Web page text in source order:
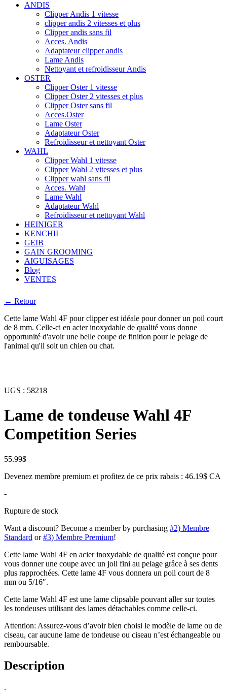
ANDIS
Clipper Andis 1 vitesse
clipper andis 2 vitesses et plus
Clipper andis sans fil
Acces. Andis
Adaptateur clipper andis
Lame Andis
Nettoyant et refroidisseur Andis
OSTER
Clipper Oster 1 vitesse
Clipper Oster 2 vitesses et plus
Clipper Oster sans fil
Acces.Oster
Lame Oster
Adaptateur Oster
Refroidisseur et nettoyant Oster
WAHL
Clipper Wahl 1 vitesse
Clipper Wahl 2 vitesses et plus
Clipper wahl sans fil
Acces. Wahl
Lame Wahl
Adaptateur Wahl
Refroidisseur et nettoyant Wahl
HEINIGER
KENCHII
GEIB
GAIN GROOMING
AIGUISAGES
Blog
VENTES
← Retour
Cette lame Wahl 4F pour clipper est idéale pour donner un poil court
de 8 mm. Celle-ci en acier inoxydable de qualité vous donne
opportunité d'avoir une belle coupe de finition pour le pelage de
l'animal qu'il soit un chien ou chat.
UGS : 58218
Lame de tondeuse Wahl 4F
Competition Series
55.99$
Devenez membre premium et profitez de ce prix rabais : 46.19$ CA
-
Rupture de stock
Want a discount? Become a member by purchasing #2) Membre
Standard or#3) Membre Premium!
Cette lame Wahl 4F en acier inoxydable de qualité est conçue pour
vous donner une coupe avec un joli fini au pelage grâce à ses dents
plus rapprochées. Cette lame 4F vous donnera un poil court de 8
mm ou 5/16″.
Cette lame Wahl 4F est une lame clipsable pouvant aller sur toutes
les tondeuses utilisant des lames détachables comme celle-ci.
Attention: Assurez-vous d’avoir bien choisi le modèle de lame ou de
ciseau, car aucune lame de tondeuse ou ciseau n’est échangeable ou
remboursable.
Description
.